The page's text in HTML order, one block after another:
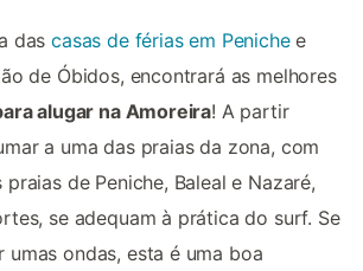
dascasas de férias em Penichee
de Óbidos, encontrará as melhores
alugar na Amoreira! A partir
a uma das praias da zona, com
de Peniche, Baleal e Nazaré,
se adequam à prática do surf. Se
umas ondas, esta é uma boa